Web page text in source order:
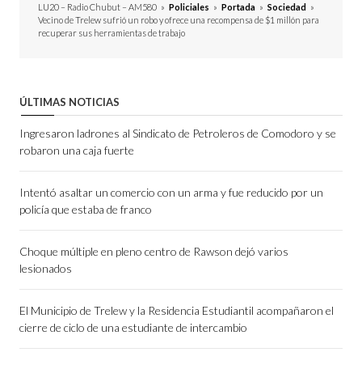
LU20 – Radio Chubut – AM580 » Policiales » Portada » Sociedad »
Vecino de Trelew sufrió un robo y ofrece una recompensa de $1 millón para
recuperar sus herramientas de trabajo
ÚLTIMAS NOTICIAS
Ingresaron ladrones al Sindicato de Petroleros de Comodoro y se
robaron una caja fuerte
Intentó asaltar un comercio con un arma y fue reducido por un
policía que estaba de franco
Choque múltiple en pleno centro de Rawson dejó varios
lesionados
El Municipio de Trelew y la Residencia Estudiantil acompañaron el
cierre de ciclo de una estudiante de intercambio